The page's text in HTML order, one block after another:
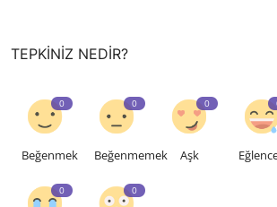
TEPKINIZ NEDIR?
0
Beğenmek
0
Beğenmemek
0
Aşk
0 0